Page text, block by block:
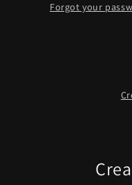
Forgot your